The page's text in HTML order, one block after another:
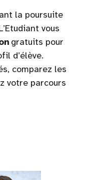
la poursuite
vous
gratuits pour
d’élève.
comparez les
votre parcours